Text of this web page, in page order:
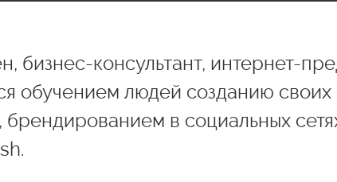
бизнес-консультант, интернет-
обучением людей созданию
брендированием в социальных